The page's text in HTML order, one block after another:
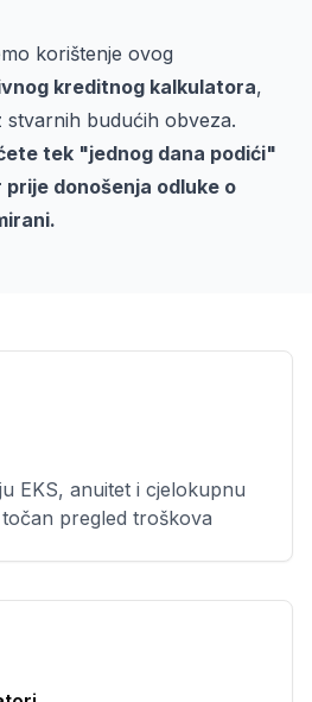
korištenje ovog
kreditnog kalkulatora,
stvarnih budućih obveza.
tek "jednog dana podići"
donošenja odluke o
EKS, anuitet i cjelokupnu
pregled troškova